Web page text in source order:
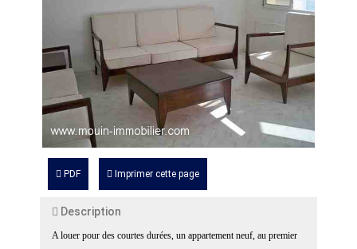
PDF Imprimer cette page
Description
A louer pour des courtes durées, un appartement neuf, au premier